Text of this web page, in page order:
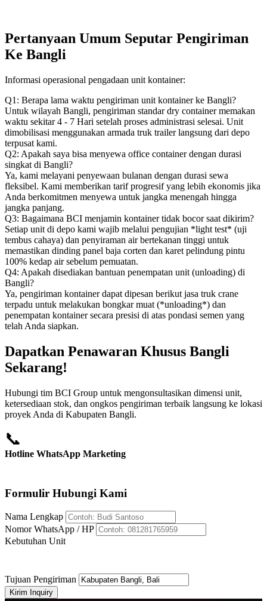
Pertanyaan Umum Seputar Pengiriman
Ke Bangli
Informasi operasional pengadaan unit kontainer:
Q1: Berapa lama waktu pengiriman unit kontainer ke Bangli?
Untuk wilayah Bangli, pengiriman standar dry container memakan
waktu sekitar 4 - 7 Hari setelah proses administrasi selesai. Unit
dimobilisasi menggunakan armada truk trailer langsung dari depo
terpusat kami.
Q2: Apakah saya bisa menyewa office container dengan durasi
singkat di Bangli?
Ya, kami melayani penyewaan bulanan dengan durasi sewa
fleksibel. Kami memberikan tarif progresif yang lebih ekonomis jika
Anda berkomitmen menyewa untuk jangka menengah hingga
jangka panjang.
Q3: Bagaimana BCI menjamin kontainer tidak bocor saat dikirim?
Setiap unit di depo kami wajib melalui pengujian *light test* (uji
tembus cahaya) dan penyiraman air bertekanan tinggi untuk
memastikan dinding panel baja corten dan karet pelindung pintu
100% kedap air sebelum pemuatan.
Q4: Apakah disediakan bantuan penempatan unit (unloading) di
Bangli?
Ya, pengiriman kontainer dapat dipesan berikut jasa truk crane
terpadu untuk melakukan bongkar muat (*unloading*) dan
penempatan kontainer secara presisi di atas pondasi semen yang
telah Anda siapkan.
Dapatkan Penawaran Khusus Bangli
Sekarang!
Hubungi tim BCI Group untuk mengonsultasikan dimensi unit,
ketersediaan stok, dan ongkos pengiriman terbaik langsung ke lokasi
proyek Anda di Kabupaten Bangli.
📞
Hotline WhatsApp Marketing
Formulir Hubungi Kami
Nama Lengkap
Nomor WhatsApp / HP
Kebutuhan Unit
Tujuan Pengiriman
Kirim Inquiry